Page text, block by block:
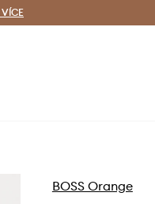
VÍCE
BOSS Orange